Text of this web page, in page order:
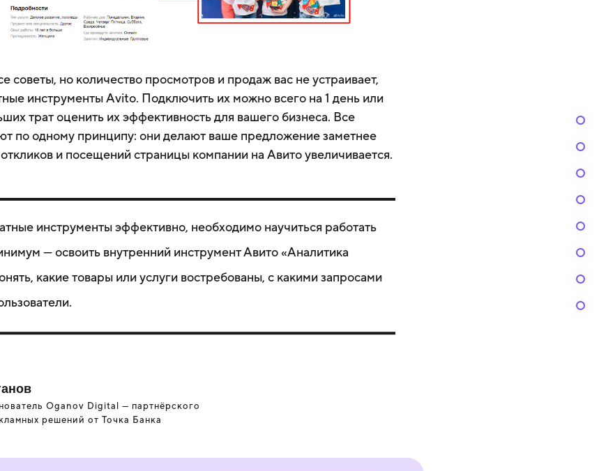
советы, но количество просмотров и продаж вас не устраивает,
инструменты Avito. Подключить их можно всего на 1 день или
трат оценить их эффективность для вашего бизнеса. Все
по одному принципу: они делают ваше предложение заметнее
и посещений страницы компании на Авитоувеличивается.
инструменты эффективно, необходимо научиться работать
— освоить внутренний инструмент Авито «Аналитика
какие товары или услуги востребованы, с какими запросами
Oganov Digital — партнёрского
решений от Точка Банка